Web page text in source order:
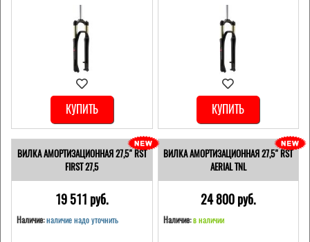
КУПИТЬ КУПИТЬ
ВИЛКА АМОРТИЗАЦИОННАЯ 27,5" RST
FIRST 27,5
19 511 pуб.
Наличие:наличие надо уточнить
ВИЛКА АМОРТИЗАЦИОННАЯ 27,5" RST
AERIAL TNL
24 800 pуб.
Наличие: в наличии